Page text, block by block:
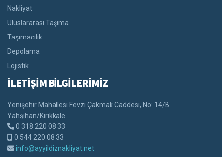
Nakliyat
Uluslararası Taşıma
Taşımacılık
Depolama
Lojistik
İLETİŞİM BİLGİLERİMİZ
Yenişehir Mahallesi Fevzi Çakmak Caddesi, No: 14/B
Yahşihan/Kırıkkale
0 318 220 08 33
0 544 220 08 33
info@ayyildiznakliyat.net